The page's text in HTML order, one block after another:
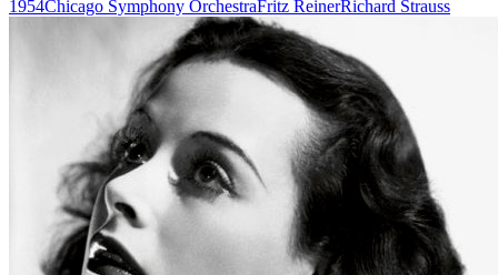
Condividi
1954Chicago Symphony OrchestraFritz ReinerRichard Strauss